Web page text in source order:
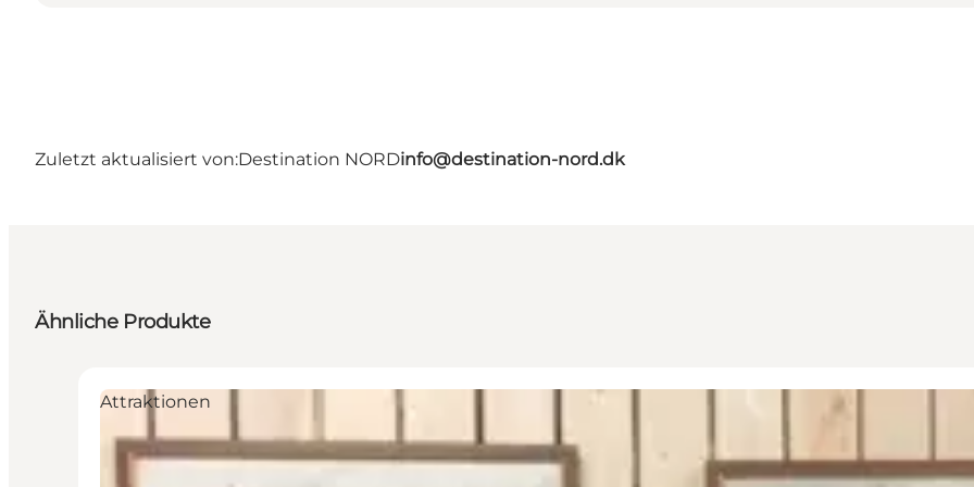
Zuletzt aktualisiert von:Destination NORDinfo@destination-nord.dk
Ähnliche Produkte
Attraktionen